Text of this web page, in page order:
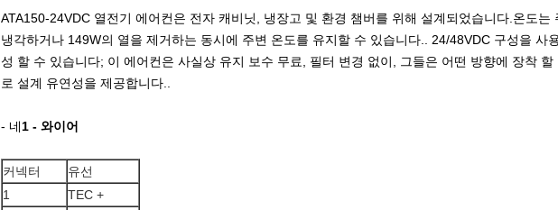
ATA150-24VDC 열전기 에어컨은 전자 캐비닛, 냉장고 및 환경 챔버를 위해 설계되었습니다.온도는
냉각하거나 149W의 열을 제거하는 동시에 주변 온도를 유지할 수 있습니다.. 24/48VDC 구성을 사
성 할 수 있습니다; 이 에어컨은 사실상 유지 보수 무료, 필터 변경 없이, 그들은 어떤 방향에 장착
로 설계 유연성을 제공합니다..
- 네1 - 와이어
커넥터
유선
1
TEC +